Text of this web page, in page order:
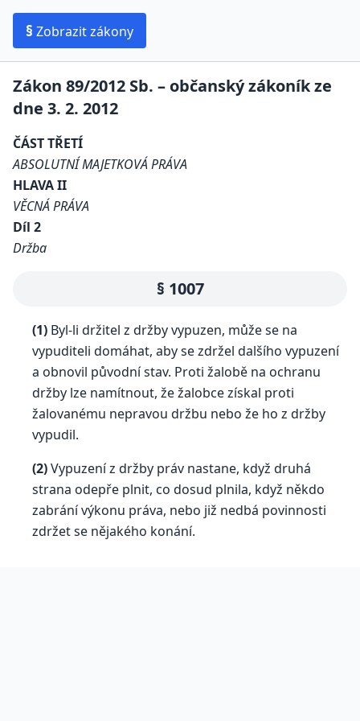
§ Zobrazit zákony
Zákon 89/2012 Sb. – občanský zákoník ze
dne 3. 2. 2012
ČÁST TŘETÍ
ABSOLUTNÍ MAJETKOVÁ PRÁVA
HLAVA II
VĚCNÁ PRÁVA
Díl 2
Držba
§ 1007
(1) Byl-li držitel z držby vypuzen, může se na
vypuditeli domáhat, aby se zdržel dalšího vypuzení
a obnovil původní stav. Proti žalobě na ochranu
držby lze namítnout, že žalobce získal proti
žalovanému nepravou držbu nebo že ho z držby
vypudil.
(2)Vypuzení z držby práv nastane, když druhá
strana odepře plnit, co dosud plnila, když někdo
zabrání výkonu práva, nebo již nedbá povinnosti
zdržet se nějakého konání.